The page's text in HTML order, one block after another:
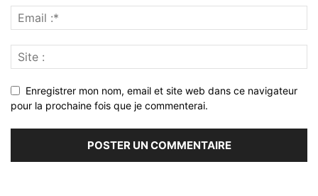
Enregistrer mon nom, email et site web dans ce navigateur
pour la prochaine fois que je commenterai.